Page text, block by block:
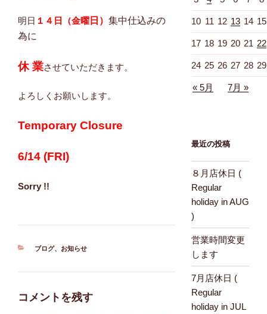
明日 １４日（金曜 日） 集中仕込みの
為に
休 業させていただきます。
よろしくお願いします。
Temporary Closure
6/14 (FRI)
Sorry !!
カ
ブログ、 お知らせ
コメントを残す
10 11 12 13 14 15
17 18 19 20 21 22
24 25 26 27 28 29
« 5月 7月 »
最近の投稿
８月店休日 (
Regular
holiday in AUG
)
営業時間変更
します
7月店休日 (
Regular
holiday in JUL